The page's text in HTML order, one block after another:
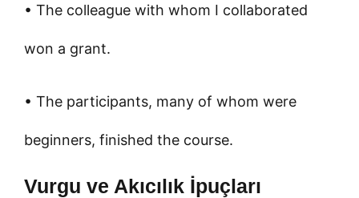
• The colleague with whom I collaborated
won a grant.
• The participants, many of whom were
beginners, finished the course.
Vurgu ve Akıcılık İpuçları